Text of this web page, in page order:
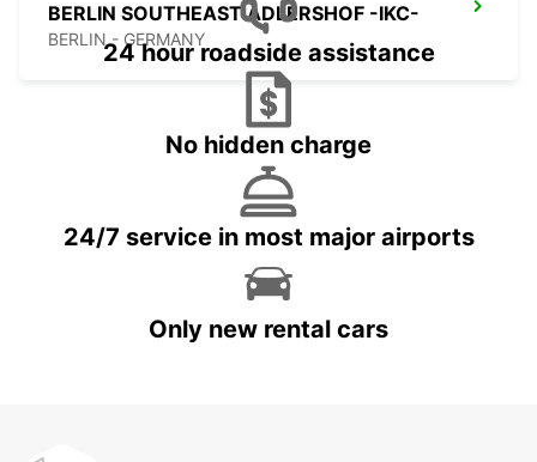
BERLIN SOUTHEAST ADLERSHOF -IKC-
BERLIN - GERMANY
24 hour roadside assistance
No hidden charge
24/7 service in most major airports
Only new rental cars